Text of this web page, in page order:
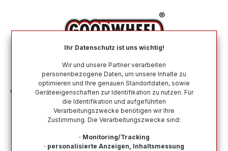
Ganzjahresreifen Nach Marke EVENT
Ganzjahresreifen von EVENT
In dieser Kategorie befinden sich alle verfügbaren
Ganzjahresreifen der Marke EVENT. Über 15 Jahre
Ihr Datenschutz ist uns wichtig!
Wir und unsere Partner verarbeiten
personenbezogene Daten, um unsere Inhalte zu
optimieren und Ihre genauen Standortdaten, sowie
Geräteeigenschaften zur Identifikation zu nutzen. Für
die Identifikation und aufgeführten
Verarbeitungszwecke benötigen wir Ihre
Zustimmung. Die Verarbeitungszwecke sind:
· Monitoring/Tracking
· personalisierte Anzeigen, Inhaltsmessung